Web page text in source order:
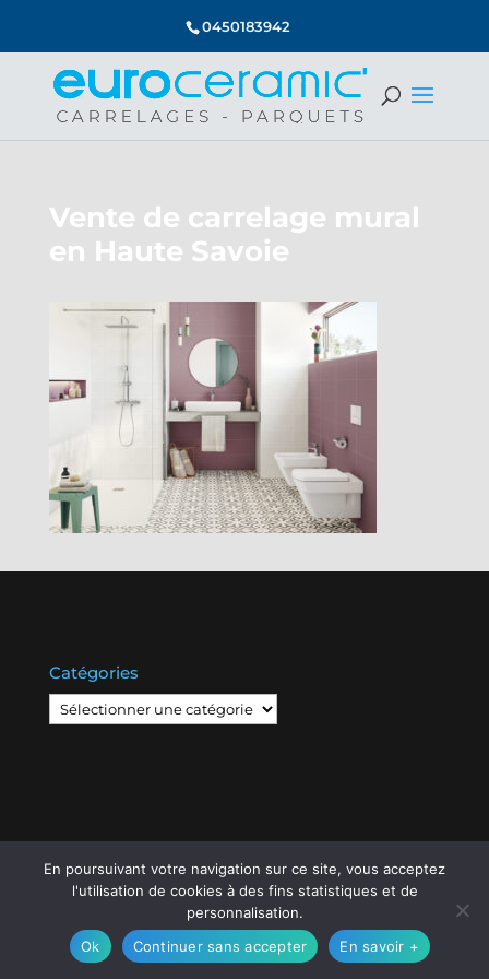
0450183942
Vente de carrelage mural
en Haute Savoie
Catégories
Catégories
© Copyright8082020 -Les Entreprises Locales
Mentions Légales – RGPD – Protection de la vie
privée – Gestion des cookies
En poursuivant votre navigation sur ce site, vous acceptez
l'utilisation de cookies à des fins statistiques et de
personnalisation.
Ok
Continuer sans accepter En savoir +